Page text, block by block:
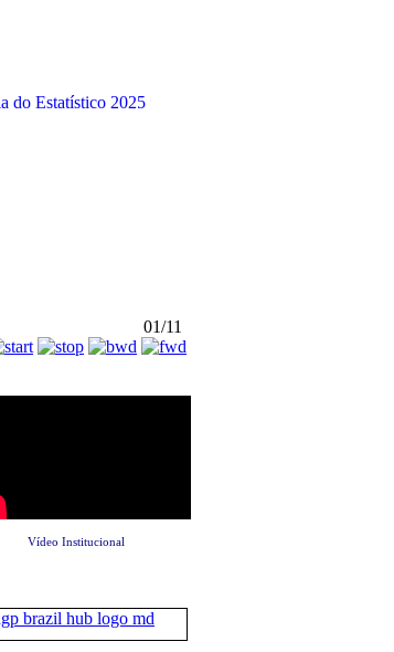
01/11
Vídeo Institucional